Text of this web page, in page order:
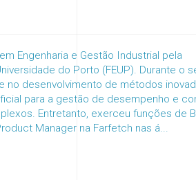
Engenharia e Gestão Industrial pela
do Porto (FEUP). Durante o
no desenvolvimento de métodos
para a gestão de desempenho e
Entretanto, exerceu funções de
Manager na Farfetch nas á...